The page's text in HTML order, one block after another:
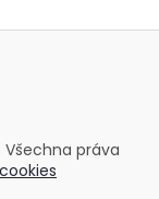
. Všechna práva